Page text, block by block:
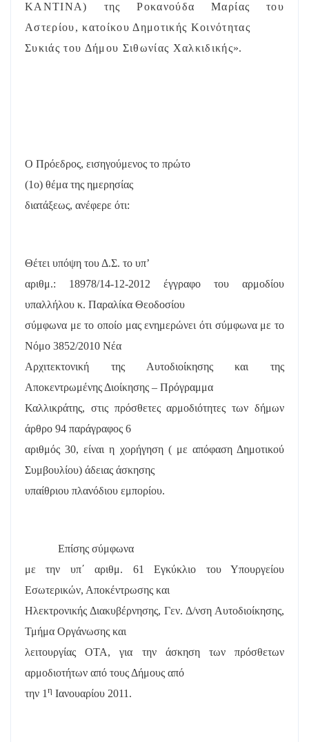
ΚΑΝΤΙΝΑ) της Ροκανούδα Μαρίας του
Αστερίου, κατοίκου Δημοτικής Κοινότητας
Συκιάς του Δήμου Σιθωνίας Χαλκιδικής».
Ο Πρόεδρος, εισηγούμενος το πρώτο
(1o) θέμα της ημερησίας
διατάξεως, ανέφερε ότι:
Θέτει υπόψη του Δ.Σ. το υπ’
αριθμ.: 18978/14-12-2012 έγγραφο του αρμοδίου
υπαλλήλου κ. Παραλίκα Θεοδοσίου
σύμφωνα με το οποίο μας ενημερώνει ότι σύμφωνα με το
Νόμο 3852/2010 Νέα
Αρχιτεκτονική της Αυτοδιοίκησης και της
Αποκεντρωμένης Διοίκησης – Πρόγραμμα
Καλλικράτης, στις πρόσθετες αρμοδιότητες των δήμων
άρθρο 94 παράγραφος 6
αριθμός 30, είναι η χορήγηση ( με απόφαση Δημοτικού
Συμβουλίου) άδειας άσκησης
υπαίθριου πλανόδιου εμπορίου.
Επίσης σύμφωνα
με την υπ΄ αριθμ. 61 Εγκύκλιο του Υπουργείου
Εσωτερικών, Αποκέντρωσης και
Ηλεκτρονικής Διακυβέρνησης, Γεν. Δ/νση Αυτοδιοίκησης,
Τμήμα Οργάνωσης και
λειτουργίας ΟΤΑ, για την άσκηση των πρόσθετων
αρμοδιοτήτων από τους Δήμους από
την 1 η Ιανουαρίου 2011.